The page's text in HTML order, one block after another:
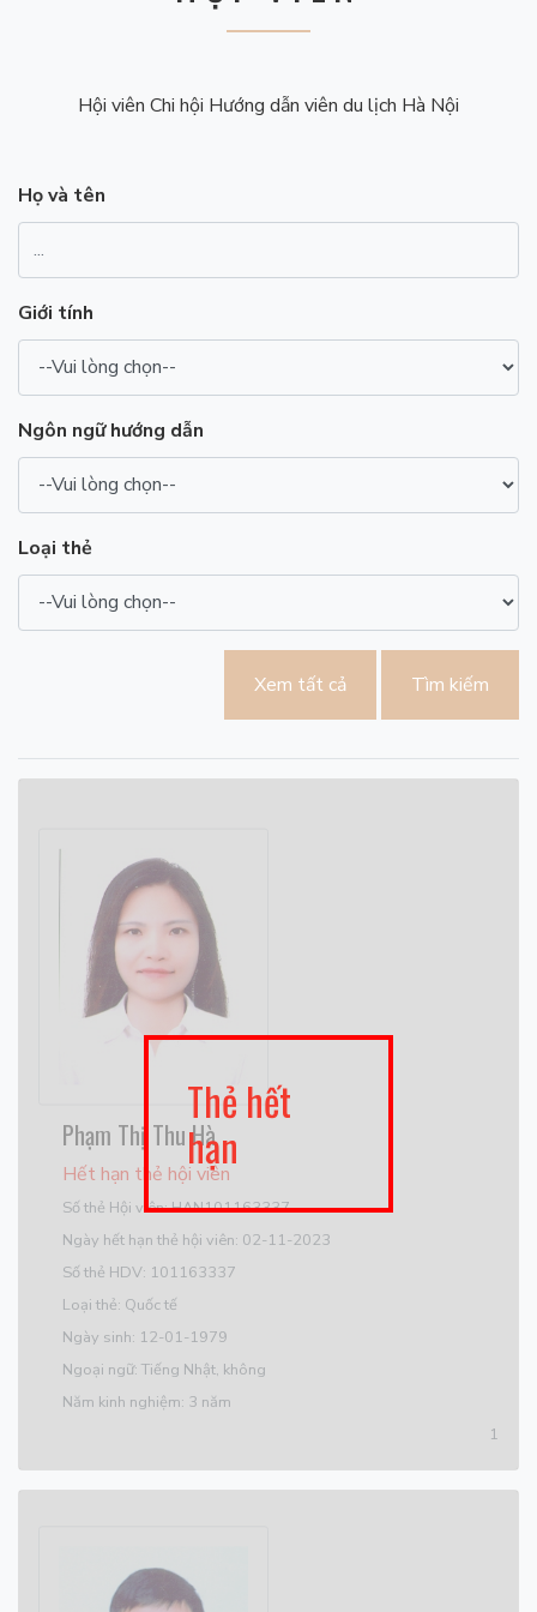
Hội viên Chi hội Hướng dẫn viên du lịch Hà Nội
Họ và tên
Giới tính
Ngôn ngữ hướng dẫn
Loại thẻ
Xem tất cả
Phạm Thị Thu Hà
Hết hạn thẻ hội viên
Số thẻ Hội viên: HAN101163337
Ngày hết hạn thẻ hội viên: 02-11-2023
Số thẻ HDV: 101163337
Loại thẻ: Quốc tế
Ngày sinh: 12-01-1979
Ngoại ngữ: Tiếng Nhật, không
Năm kinh nghiệm: 3 năm
1
Thẻ hết
hạn